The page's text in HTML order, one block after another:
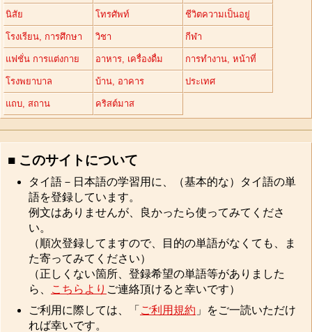
นิสัย โทรศัพท์ ชีวิตความเป็นอยู่
โรงเรียน, การศึกษา วิชา กีฬา
แฟชั่น การแต่งกาย อาหาร, เครื่องดื่ม การทำงาน, หน้าที่
โรงพยาบาล บ้าน, อาคาร ประเทศ
แถบ, สถาน คริสต์มาส
■ このサイトについて
タイ語－日本語の学習用に、（基本的な）タイ語の単
語を登録しています。
例文はありませんが、良かったら使ってみてくださ
い。
（順次登録してますので、目的の単語がなくても、ま
た寄ってみてください）
（正しくない箇所、登録希望の単語等がありました
ら、
こちらより ご連絡頂けると幸いです）
ご利用に際しては、「 ご利用規約 」をご一読いただけ
れば幸いです。